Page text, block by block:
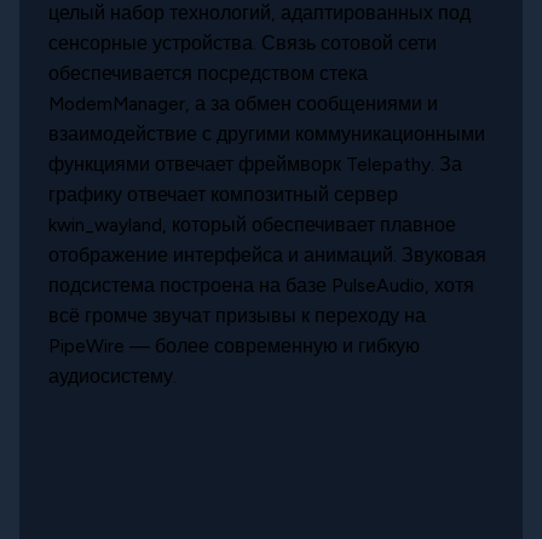
целый набор технологий, адаптированных под
сенсорные устройства. Связь сотовой сети
обеспечивается посредством стека
ModemManager, а за обмен сообщениями и
взаимодействие с другими коммуникационными
функциями отвечает фреймворк Telepathy. За
графику отвечает композитный сервер
kwin_wayland, который обеспечивает плавное
отображение интерфейса и анимаций. Звуковая
подсистема построена на базе PulseAudio, хотя
всё громче звучат призывы к переходу на
PipeWire — более современную и гибкую
аудиосистему.